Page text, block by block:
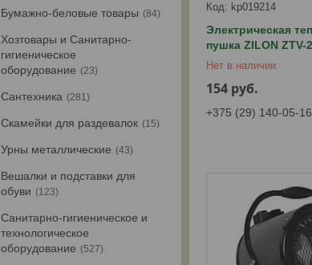
kp019214
Электрическая
пушка ZILON ZTV-
Нет в наличии
154 руб.
+375 (29) 140-05-16
Бумажно-беловые товары 84
Хозтовары и Санитарно-
гигиеническое
оборудование
23
Cантехника 281
Скамейки для раздевалок 15
Урны металлические 43
Вешалки и подставки для
обуви
123
Санитарно-гигиеническое и
технологическое
оборудование
527